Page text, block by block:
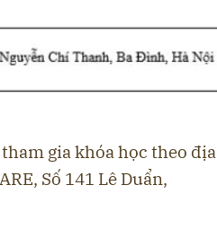
gia khóa học theo địa
Số 141 Lê Duẩn,